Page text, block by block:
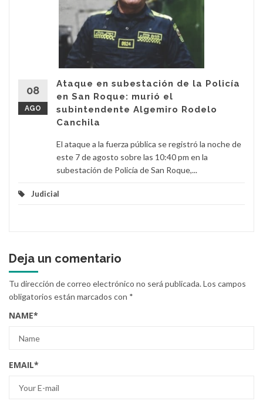
08
AGO
Ataque en subestación de la Policía
en San Roque: murió el
subintendente Algemiro Rodelo
Canchila
El ataque a la fuerza pública se registró la noche de
este 7 de agosto sobre las 10:40 pm en la
subestación de Policía de San Roque,...
Judicial
Deja un comentario
Tu dirección de correo electrónico no será publicada.Los campos
obligatorios están marcados con *
NAME*
EMAIL*